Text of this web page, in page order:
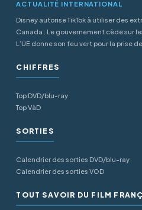
ACTUALITÉ INTERNATIONAL
Disney autorise TikTok à utiliser des
Canada : Le gouvernement cède sur
L’UE donne son feu vert pour la prise
CHIFFRES
Top DVD/blu-ray
Top VàD
SORTIES
Calendrier des sorties DVD/blu-ray
Calendrier des sorties VOD
TOUT SAVOIR DU FILM